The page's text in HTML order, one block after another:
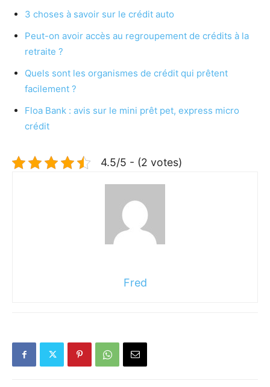
3 choses à savoir sur le crédit auto
Peut-on avoir accès au regroupement de crédits à la
retraite ?
Quels sont les organismes de crédit qui prêtent
facilement ?
Floa Bank : avis sur le mini prêt pet, express micro
crédit
4.5/5 - (2 votes)
Fred